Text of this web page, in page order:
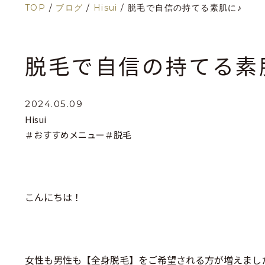
TOP / ブログ / Hisui / 脱毛で自信の持てる素肌に♪
脱毛で自信の持てる
2024.05.09
Hisui
＃おすすめメニュー＃脱毛
こんにちは！
女性も男性も【全身脱毛】をご希望される方が増えまし